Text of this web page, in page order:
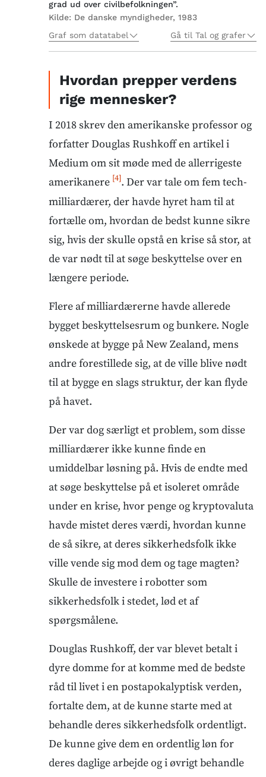
grad ud over civilbefolkningen”.
Kilde: De danske myndigheder, 1983
Graf som datatabel
Gå til Tal og grafer
Hvordan prepper verdens
rige mennesker?
I 2018 skrev den amerikanske professor og
forfatter Douglas Rushkoff en artikel i
Medium om sit møde med de allerrigeste
amerikanere [4]. Der var tale om fem tech-
milliardærer, der havde hyret ham til at
fortælle om, hvordan de bedst kunne sikre
sig, hvis der skulle opstå en krise så stor, at
de var nødt til at søge beskyttelse over en
længere periode.
Flere af milliardærerne havde allerede
bygget beskyttelsesrum og bunkere. Nogle
ønskede at bygge på New Zealand, mens
andre forestillede sig, at de ville blive nødt
til at bygge en slags struktur, der kan flyde
på havet.
Der var dog særligt et problem, som disse
milliardærer ikke kunne finde en
umiddelbar løsning på. Hvis de endte med
at søge beskyttelse på et isoleret område
under en krise, hvor penge og kryptovaluta
havde mistet deres værdi, hvordan kunne
de så sikre, at deres sikkerhedsfolk ikke
ville vende sig mod dem og tage magten?
Skulle de investere i robotter som
sikkerhedsfolk i stedet, lød et af
spørgsmålene.
Douglas Rushkoff, der var blevet betalt i
dyre domme for at komme med de bedste
råd til livet i en postapokalyptisk verden,
fortalte dem, at de kunne starte med at
behandle deres sikkerhedsfolk ordentligt.
De kunne give dem en ordentlig løn for
deres daglige arbejde og i øvrigt behandle